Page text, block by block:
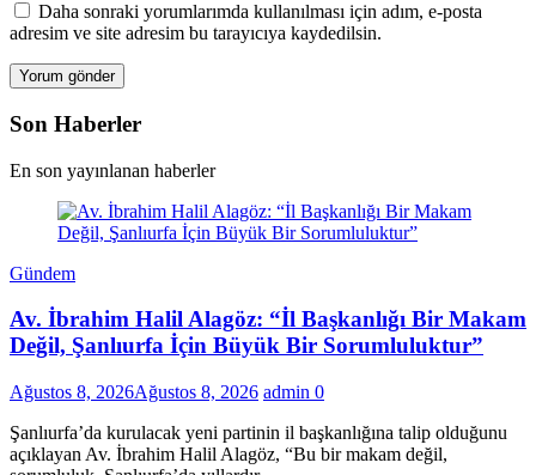
Daha sonraki yorumlarımda kullanılması için adım, e-posta
adresim ve site adresim bu tarayıcıya kaydedilsin.
Son Haberler
En son yayınlanan haberler
Gündem
Av. İbrahim Halil Alagöz: “İl Başkanlığı Bir Makam
Değil, Şanlıurfa İçin Büyük Bir Sorumluluktur”
Ağustos 8, 2026Ağustos 8, 2026 admin 0
Şanlıurfa’da kurulacak yeni partinin il başkanlığına talip olduğunu
açıklayan Av. İbrahim Halil Alagöz, “Bu bir makam değil,